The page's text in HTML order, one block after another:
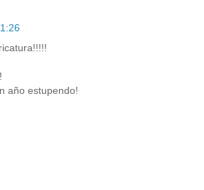
año estupendo!